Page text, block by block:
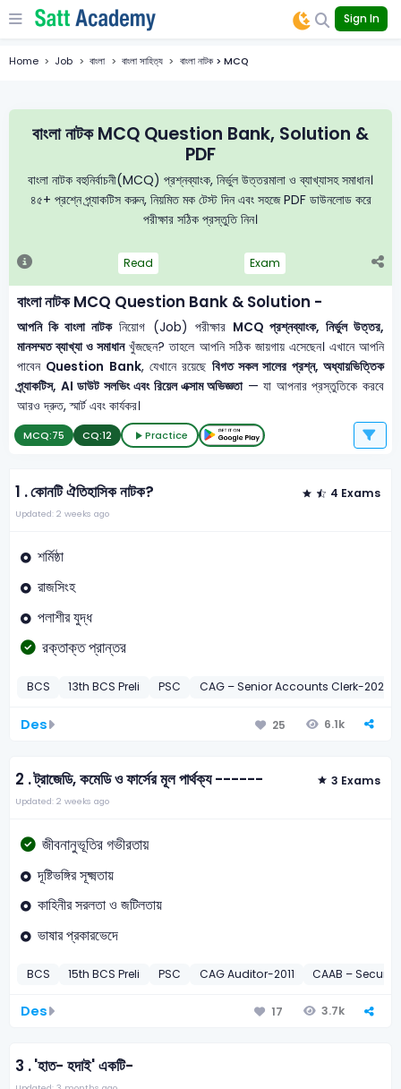
Sign In
Home Job বাংলা বাংলা সাহিত্য বাংলা নাটক > MCQ
বাংলা নাটক MCQ Question Bank, Solution &
PDF
বাংলা নাটক বহুনির্বাচনী(MCQ) প্রশ্নব্যাংক, নির্ভুল উত্তরমালা ও ব্যাখ্যাসহ সমাধান।
৪৫+ প্রশ্নে প্র্যাকটিস করুন, নিয়মিত মক টেস্ট দিন এবং সহজে PDF ডাউনলোড করে
পরীক্ষার সঠিক প্রস্তুতি নিন।
Read Exam
বাংলা নাটক MCQ Question Bank & Solution -
আপনি কি বাংলা নাটকনিয়োগ (Job) পরীক্ষার MCQ প্রশ্নব্যাংক, নির্ভুল উত্তর,
মানসম্মত ব্যাখ্যা ও সমাধানখুঁজছেন? তাহলে আপনি সঠিক জায়গায় এসেছেন। এখানে আপনি
পাবেন Question Bank, যেখানে রয়েছে বিগত সকল সালের প্রশ্ন, অধ্যায়ভিত্তিক
প্র্যাকটিস, AI ডাউট সলভিং এবং রিয়েল এক্সাম অভিজ্ঞতা— যা আপনার প্রস্তুতিকে করবে
আরও দ্রুত, স্মার্ট এবং কার্যকর।
MCQ:75 CQ:12 Practice
1 .কোনটি ঐতিহাসিক নাটক? 4 Exams
Updated: 2 weeks ago
শর্মিষ্ঠা
রাজসিংহ
পলাশীর যুদ্ধ
রক্তাক্ত প্রান্তর
BCS 13th BCS Preli PSC CAG – Senior Accounts Clerk-2022
Des 25 6.1k
2 .ট্রাজেডি, কমেডি ও ফার্সের মূল পার্থক্য ------ 3 Exams
Updated: 2 weeks ago
জীবনানুভূতির গভীরতায়
দূষ্টিভঙ্গির সূক্ষ্মতায়
কাহিনীর সরলতা ও জটিলতায়
ভাষার প্রকারভেদে
BCS 15th BCS Preli PSC CAG Auditor-2011 CAAB –
Des 17 3.7k
3 .'হাত- হদাই' একটি-